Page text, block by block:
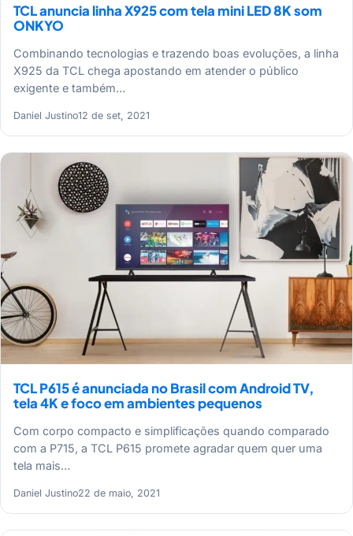
TCL anuncia linha X925 com tela mini LED 8K som
ONKYO
Combinando tecnologias e trazendo boas evoluções, a linha
X925 da TCL chega apostando em atender o público
exigente e também…
Daniel Justino12 de set, 2021
TCL P615 é anunciada no Brasil com Android TV,
tela 4K e foco em ambientes pequenos
Com corpo compacto e simplificações quando comparado
com a P715, a TCL P615 promete agradar quem quer uma
tela mais…
Daniel Justino22 de maio, 2021